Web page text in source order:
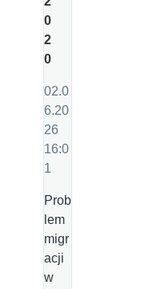
0
2
0
02.0
6.20
26
16:0
1
Prob
lem
migr
acji
w